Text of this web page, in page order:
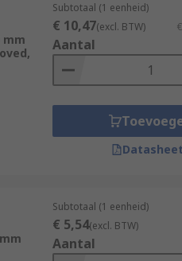
mm
Subtotaal (1 eenheid)
€ 10,47(excl. BTW)
Aantal
Subtotaal (1 eenheid)
€ 5,54(excl. BTW)
Aantal